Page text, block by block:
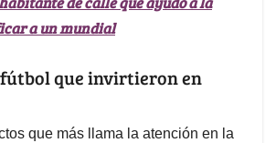
a un mundial
que invirtieron en
que más llama la atención en la